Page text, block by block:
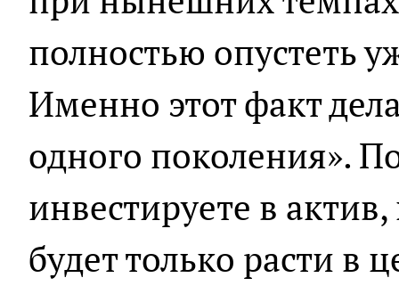
полностью опустеть
Именно этот факт
одного поколения».
инвестируете в
будет только расти в